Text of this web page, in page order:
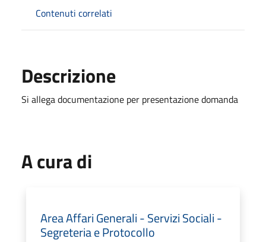
Contenuti correlati
Descrizione
Si allega documentazione per presentazione domanda
A cura di
Area Affari Generali - Servizi Sociali -
Segreteria e Protocollo